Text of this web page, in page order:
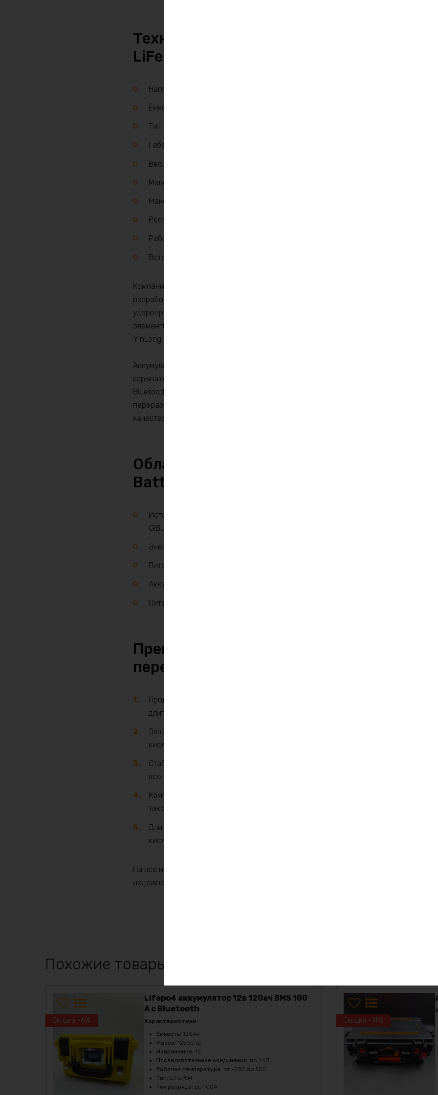
Технические характеристики
LiFePO4 24В 220Ач
Напряжение: 24 В
Ёмкость: 220 Ач
Тип элементов: LiFePO4
Габариты: 520 × 240 × 230 мм
Вес: 38 кг
Максимальный ток разряда: до 200 А
Максимальный ток заряда: до 80 А
Ресурс циклов заряд-разряд: более 3500 циклов
Рабочий температурный диапазон: от -20 до +50 °C
Встроенный контроллер с защитой и Bluetooth для мониторинга состояния
Компания BatteryCraft представляет надежный аккумулятор LiFePO4 24 В
разработанный и произведённый собственными силами. Его корпус изготовлен из
ударопрочного ABS-пластика, внутри которого находятся современные и
элементы фирмы Lishen — одного из крупнейших и наиболее авторитетных
YinLong, LYTH.
Аккумуляторы LiFePO4 славятся своей исключительной безопасностью: они не
взрываются даже при серьезных механических повреждениях. Встроенная плата
Bluetooth 200А оснащена активным балансиром 1А, который обеспечивает
переразряда, перезаряда и коротких замыканий. Все компоненты проходят
качества.
Области применения аккумулятора 24
BatteryCraft
Источник энергии для поломоечных машин и клинингового оборудования
GIBLI, COLUMBUS, TENNANT и др.)
Энергообеспечение кемперов и автодомов
Питание лодочных моторов
Аккумулятор для автономных солнечных систем
Питание газовых котлов и прочих систем автономного отопления
Преимущества нашего аккумулятора
перед традиционными аналогами
Продолжительное время работы — LiFePO4 аккумуляторы обеспечивают
длительную работу без подзарядок, сокращая простои техники.
Эквивалентная ёмкость — 220 Ач LiFePO4 по факту равнозначны 250–260 Ач у
кислотных батарей.
Стабильная высокая токоотдача — устройство сохраняет мощность без
всего рабочего диапазона.
Компактность и легкость — аккумулятор меньше и легче кислотных, GEL, Carbon
такой же ёмкостью.
Длительный срок эксплуатации — ресурс работы составляет 8–10 лет, в то
кислотные батареи живут в среднем 3 года.
На все изделия BatteryCraft распространяется официальная гарантия сроком на 2
надежность и долговечность вашего оборудования!
Похожие товары
Скидка -6%
Lifepo4 аккумулятор 12в 120ач BMS 100
A c Bluetooth
Характеристики:
Ёмкость: 120Ач
Масса: 12500 гр
Напряжение: 12
Последовательное соединения: до 24В
Рабочая температура: от -20C до 50C
Тип: LiFePO4
Ток разряда: до 100А
Скидка -14%